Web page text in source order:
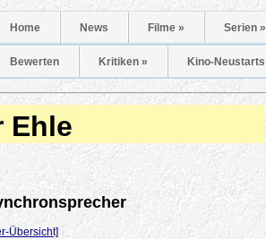
Home News Filme » Serien »
Bewerten Kritiken » Kino-Neustarts
Ehle
Übersicht]